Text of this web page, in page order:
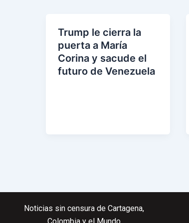
Trump le cierra la
puerta a María
Corina y sacude el
futuro de Venezuela
Noticias sin censura de Cartagena,